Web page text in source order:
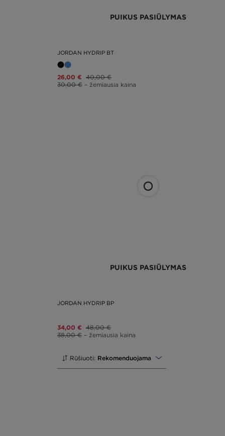
PUIKUS PASIŪLYMAS
JORDAN HYDRIP BT
26,00 € 40,00 €
30,00 € – žemiausia kaina
PUIKUS PASIŪLYMAS
JORDAN HYDRIP BP
34,00 € 48,00 €
38,00 € – žemiausia kaina
Rūšiuoti: Rekomenduojama